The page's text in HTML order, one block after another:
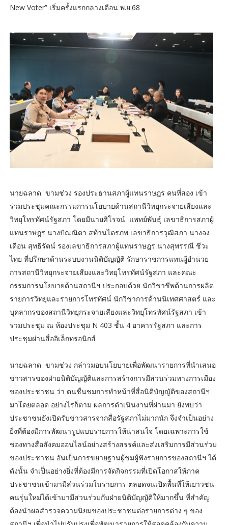
New Voter” เริ่มครั้งแรกกลางเดือน พ.ย.68
นายฉลาด ขามช่วง รองประธานสภาผู้แทนราษฎร คนที่สอง เข้า
ร่วมประชุมคณะกรรมการนโยบายด้านสถานีวิทยุกระจายเสียงและ
วิทยุโทรทัศน์รัฐสภา โดยมีนายศิโรจน์ แพทย์พันธุ์ เลขาธิการสภาผู้
แทนราษฎร นางปัณณิตา สท้านไตรภพ เลขาธิการวุฒิสภา นางจง
เดือน สุทธิรัตน์ รองเลขาธิการสภาผู้แทนราษฎร นางสุพรรณี ชีวะ
ไทย ที่ปรึกษาด้านระบบงานนิติบัญญัติ รักษาราชการแทนผู้อำนวย
การสถานีวิทยุกระจายเสียงและวิทยุโทรทัศน์รัฐสภา และคณะ
กรรมการนโยบายด้านสถานีฯ ประกอบด้วย นักวิชาชีพด้านการผลิต
รายการวิทยุและรายการโทรทัศน์ นักวิชาการด้านนิเทศศาสตร์ และ
บุคลากรของสถานีวิทยุกระจายเสียงและวิทยุโทรทัศน์รัฐสภา เข้า
ร่วมประชุม ณ ห้องประชุม N 403 ชั้น 4 อาคารรัฐสภา และการ
ประชุมผ่านสื่ออิเล็กทรอนิกส์
นายฉลาด ขามช่วง กล่าวมอบนโยบายเพื่อพัฒนารายการที่นำเสนอ
ข่าวสารของฝ่ายนิติบัญญัติและการสร้างการมีส่วนร่วมทางการเมือง
ของประชาชน ว่า ตนชื่นชมการทำหน้าที่สื่อนิติบัญญัติของสถานีฯ
มาโดยตลอด อย่างไรก็ตาม ผลการดำเนินงานที่ผ่านมา ยังพบว่า
ประชาชนยังเปิดรับข่าวสารจากสื่อรัฐสภาไม่มากนัก จึงจำเป็นอย่าง
ยิ่งที่ต้องมีการพัฒนารูปแบบรายการให้น่าสนใจ โดยเฉพาะการใช้
ช่องทางสื่อสังคมออนไลน์อย่างสร้างสรรค์และส่งเสริมการมีส่วนร่วม
ของประชาชน อันเป็นการขยายฐานผู้ชมผู้ฟังรายการของสถานีฯ ได้
ดังนั้น จำเป็นอย่างยิ่งที่ต้องมีการจัดกิจกรรมที่เปิดโอกาสให้ภาค
ประชาชนเข้ามามีส่วนร่วมในรายการ ตลอดจนเปิดพื้นที่ให้เยาวชน
คนรุ่นใหม่ได้เข้ามามีส่วนร่วมกับฝ่ายนิติบัญญัติให้มากขึ้น ที่สำคัญ
ต้องนำผลสำรวจความนิยมของประชาชนต่อรายการต่าง ๆ ของ